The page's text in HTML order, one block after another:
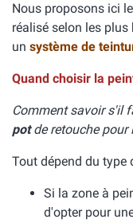
Nous proposons ici le
réalisé selon les
un système de
Quand choisir la
Comment savoir s'il
potde retouche pour
Tout dépend du type
Si la zone à
d'opter pour